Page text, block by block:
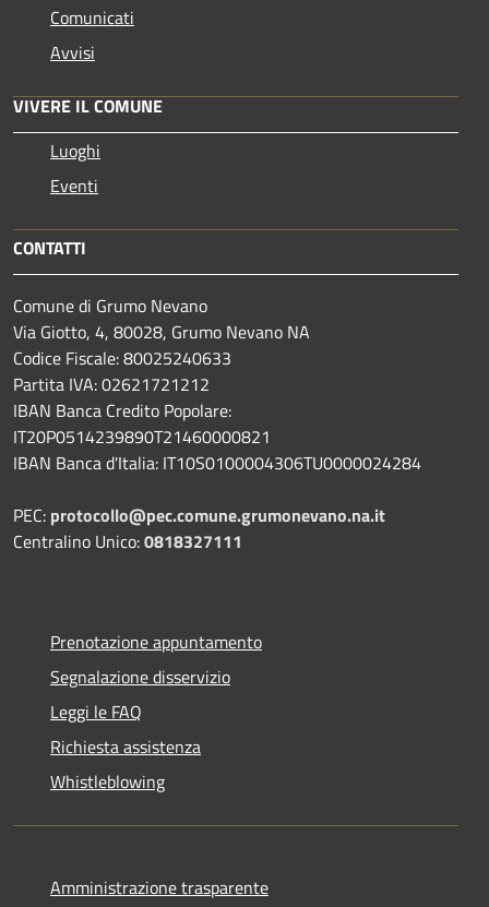
Comunicati
Avvisi
VIVERE IL COMUNE
Luoghi
Eventi
CONTATTI
Comune di Grumo Nevano
Via Giotto, 4, 80028, Grumo Nevano NA
Codice Fiscale: 80025240633
Partita IVA: 02621721212
IBAN Banca Credito Popolare:
IT20P0514239890T21460000821
IBAN Banca d'Italia: IT10S0100004306TU0000024284
PEC: protocollo@pec.comune.grumonevano.na.it
Centralino Unico:0818327111
Prenotazione appuntamento
Segnalazione disservizio
Leggi le FAQ
Richiesta assistenza
Whistleblowing
Amministrazione trasparente